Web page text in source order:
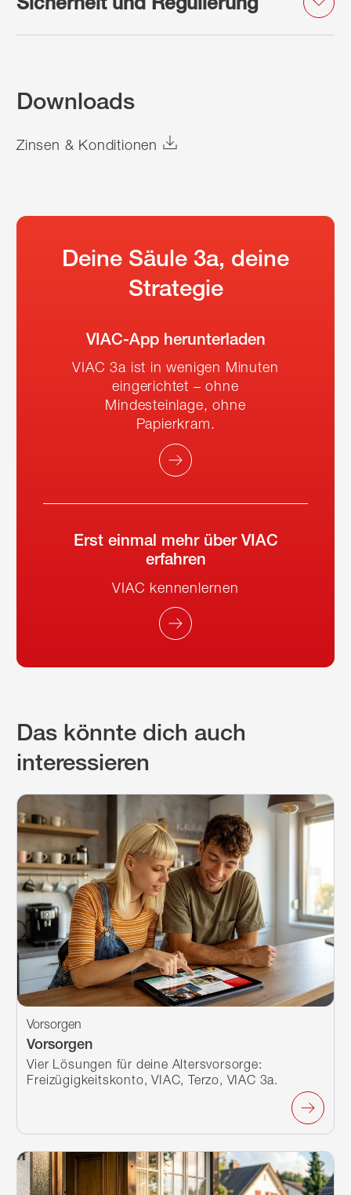
Downloads
Zinsen & Konditionen
Deine Säule 3a, deine
Strategie
VIAC-App herunterladen
VIAC 3a ist in wenigen Minuten
eingerichtet – ohne
Mindesteinlage, ohne
Papierkram.
Erst einmal mehr über VIAC
erfahren
VIAC kennenlernen
Das könnte dich auch
interessieren
Vorsorgen
Vorsorgen
Vier Lösungen für deine Altersvorsorge:
Freizügigkeitskonto, VIAC, Terzo, VIAC 3a.